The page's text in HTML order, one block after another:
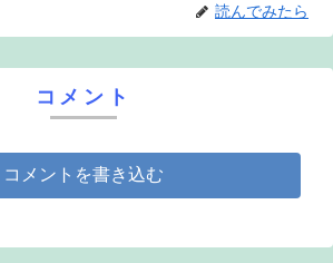
読んでみたら
コメント
コメントを書き込む